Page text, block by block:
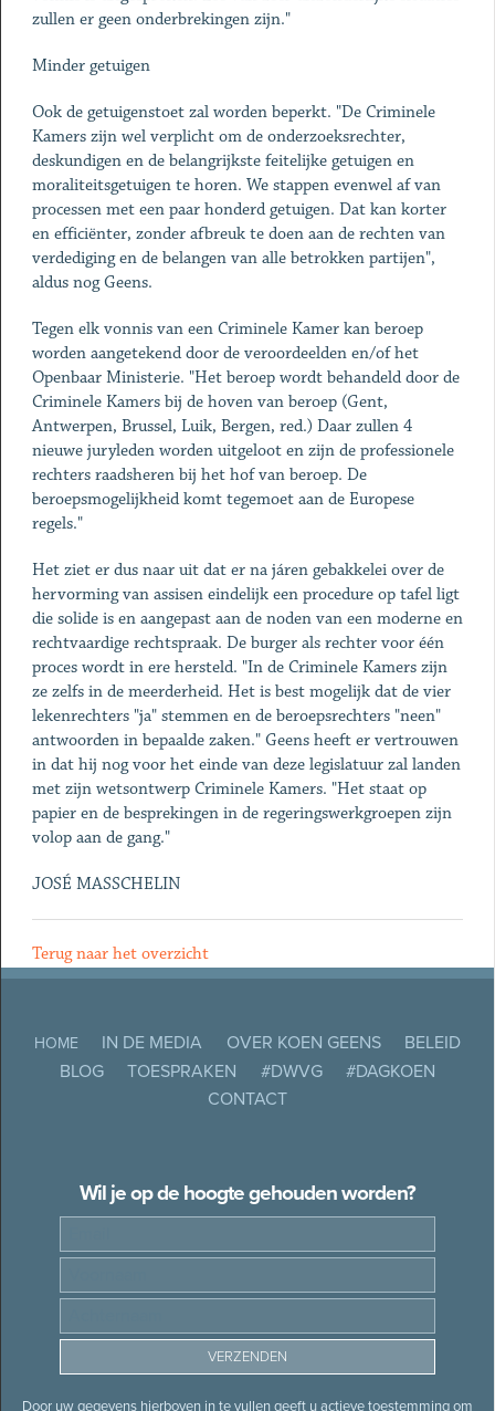
zullen er geen onderbrekingen zijn."
Minder getuigen
Ook de getuigenstoet zal worden beperkt. "De Criminele
Kamers zijn wel verplicht om de onderzoeksrechter,
deskundigen en de belangrijkste feitelijke getuigen en
moraliteitsgetuigen te horen. We stappen evenwel af van
processen met een paar honderd getuigen. Dat kan korter
en efficiënter, zonder afbreuk te doen aan de rechten van
verdediging en de belangen van alle betrokken partijen",
aldus nog Geens.
Tegen elk vonnis van een Criminele Kamer kan beroep
worden aangetekend door de veroordeelden en/of het
Openbaar Ministerie. "Het beroep wordt behandeld door de
Criminele Kamers bij de hoven van beroep (Gent,
Antwerpen, Brussel, Luik, Bergen, red.) Daar zullen 4
nieuwe juryleden worden uitgeloot en zijn de professionele
rechters raadsheren bij het hof van beroep. De
beroepsmogelijkheid komt tegemoet aan de Europese
regels."
Het ziet er dus naar uit dat er na járen gebakkelei over de
hervorming van assisen eindelijk een procedure op tafel ligt
die solide is en aangepast aan de noden van een moderne en
rechtvaardige rechtspraak. De burger als rechter voor één
proces wordt in ere hersteld. "In de Criminele Kamers zijn
ze zelfs in de meerderheid. Het is best mogelijk dat de vier
lekenrechters "ja" stemmen en de beroepsrechters "neen"
antwoorden in bepaalde zaken." Geens heeft er vertrouwen
in dat hij nog voor het einde van deze legislatuur zal landen
met zijn wetsontwerp Criminele Kamers. "Het staat op
papier en de besprekingen in de regeringswerkgroepen zijn
volop aan de gang."
JOSÉ MASSCHELIN
Terug naar het overzicht
HOME IN DE MEDIA OVER KOEN GEENS
BELEID
BLOG
TOESPRAKEN #DWVG
#DAGKOEN
CONTACT
Wil je op de hoogte gehouden worden?
Door uw gegevens hierboven in te vullen geeft u actieve toestemming om